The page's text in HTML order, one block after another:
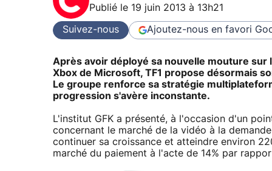
Publié le 19 juin 2013 à 13h21
Suivez-nous Ajoutez-nous en favori
Après avoir déployé sa nouvelle mouture
Xbox de Microsoft, TF1 propose désormais
Le groupe renforce sa stratégie
progression s'avère inconstante.
L'institut GFK a présenté, à l'occasion d'un
concernant le marché de la vidéo à la
continuer sa croissance et atteindre environ
marché du paiement à l'acte de 14% par